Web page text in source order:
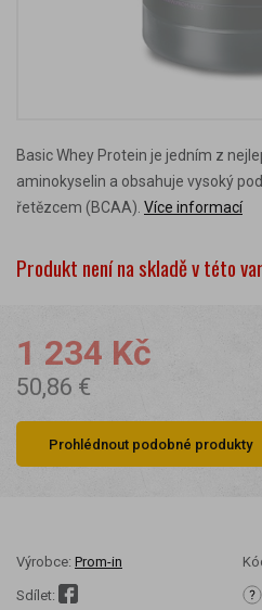
Basic Whey Protein je jedním z
aminokyselin a obsahuje vysoký
řetězcem (BCAA). Více informací
Produkt není na skladě v této
1 234 Kč
50,86 €
Prohlédnout podobné produkty
Výrobce: Prom-in
Sdílet: